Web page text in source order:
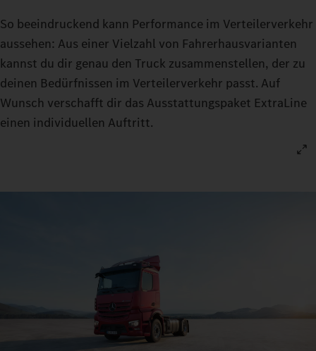
So beeindruckend kann Performance im Verteilerverkehr
aussehen: Aus einer Vielzahl von Fahrerhausvarianten
kannst du dir genau den Truck zusammenstellen, der zu
deinen Bedürfnissen im Verteilerverkehr passt. Auf
Wunsch verschafft dir das Ausstattungspaket ExtraLine
einen individuellen Auftritt.